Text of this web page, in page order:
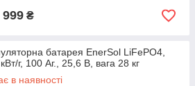
999 ₴
батарея EnerSol LiFePO4,
г, 100 Аг., 25,6 В, вага 28 кг
в наявності